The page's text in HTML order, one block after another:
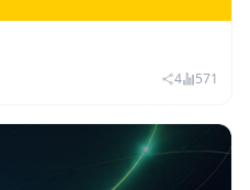
출 2조985억·영업
최대
4 571